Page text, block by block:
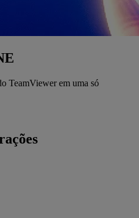
TeamViewer em uma só